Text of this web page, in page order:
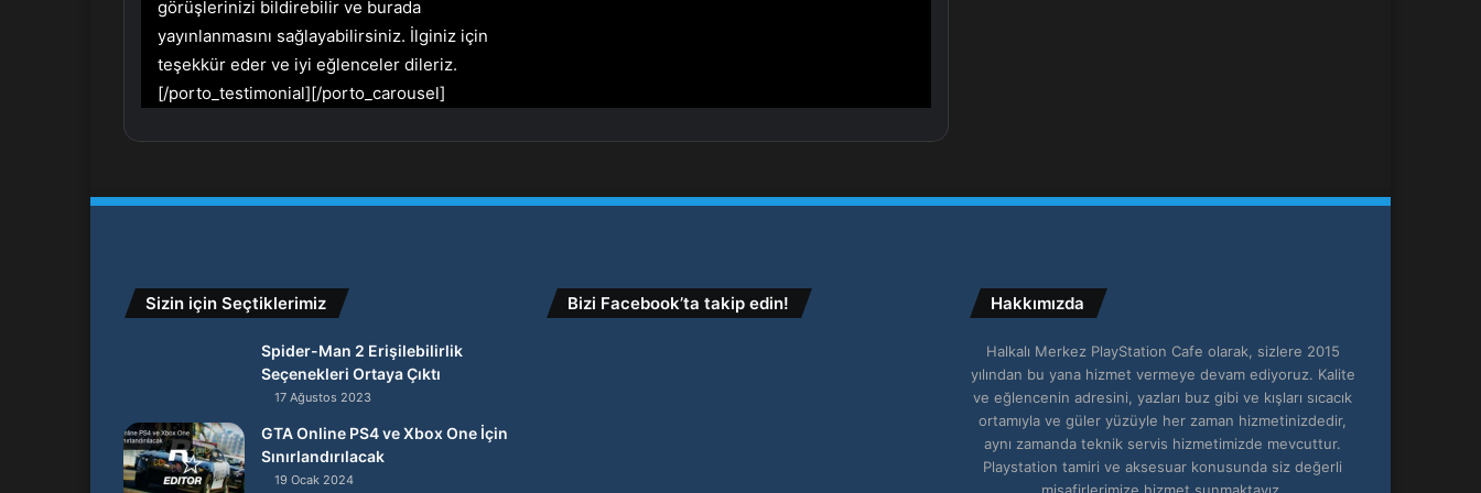
görüşlerinizi bildirebilir ve burada
yayınlanmasını sağlayabilirsiniz. İlginiz için
teşekkür eder ve iyi eğlenceler dileriz.
[/porto_testimonial][/porto_carousel]
Sizin için Seçtiklerimiz
Spider-Man 2 Erişilebilirlik
Seçenekleri Ortaya Çıktı
17 Ağustos 2023
GTA Online PS4 ve Xbox One İçin
Sınırlandırılacak
19 Ocak 2024
Bizi Facebook’ta takip edin! Hakkımızda
Halkalı Merkez PlayStation Cafe olarak, sizlere 2015
yılından bu yana hizmet vermeye devam ediyoruz. Kalite
ve eğlencenin adresini, yazları buz gibi ve kışları sıcacık
ortamıyla ve güler yüzüyle her zaman hizmetinizdedir,
aynı zamanda teknik servis hizmetimizde mevcuttur.
Playstation tamiri ve aksesuar konusunda siz değerli
misafirlerimize hizmet sunmaktayız.